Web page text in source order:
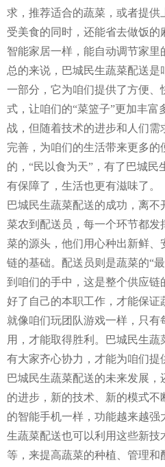
求，推荐适合的蔬菜，或者提
受美食的同时，还能省去做饭
智能家居一样，能自动调节家里
总的来说，巴城民生蔬菜配送
一部分，它为咱们提供了方便、
式，让咱们的“菜篮子”更加丰富
战，但随着技术的进步和人们需
完善，为咱们的生活带来更多
的，“民以食为天”，有了巴城民
有保障了，生活也更有滋味了。
巴城民生蔬菜配送的成功，离不
菜农到配送员，每一个环节都
菜的源头，他们用心种出新鲜、
链的基础。配送员则是蔬菜的“
到咱们的手中，这是整个供应链
好了自己的本职工作，才能保
就像咱们玩团队游戏一样，只
用，才能取得胜利。巴城民生蔬
有大家齐心协力，才能为咱们提
巴城民生蔬菜配送的未来发展
的进步，新的技术、新的模式不
的智能手机一样，功能越来越
生蔬菜配送也可以利用这些新技
等，来提高蔬菜的种植、管理和